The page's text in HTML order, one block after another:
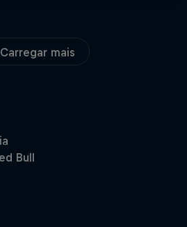
Carregar mais